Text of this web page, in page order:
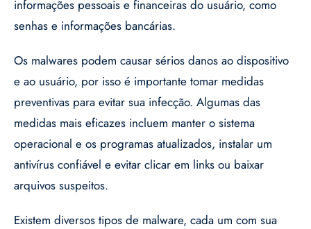
informações pessoais e financeiras do usuário, como
senhas e informações bancárias.
Os malwares podem causar sérios danos ao dispositivo
e ao usuário, por isso é importante tomar medidas
preventivas para evitar sua infecção. Algumas das
medidas mais eficazes incluem manter o sistema
operacional e os programas atualizados, instalar um
antivírus confiável e evitar clicar em links ou baixar
arquivos suspeitos.
Existem diversos tipos de malware, cada um com sua